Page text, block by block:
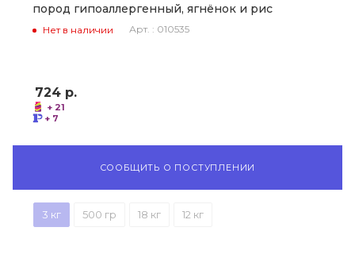
пород гипоаллергенный, ягнёнок и рис
Нет в наличии Арт. : 010535
724 р.
+ 21
+ 7
СООБЩИТЬ О ПОСТУПЛЕНИИ
3 кг 500 гр 18 кг 12 кг